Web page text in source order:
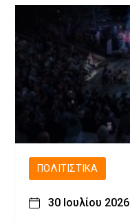
ΠΟΛΙΤΙΣΤΙΚΆ
30 Ιουλίου 2026